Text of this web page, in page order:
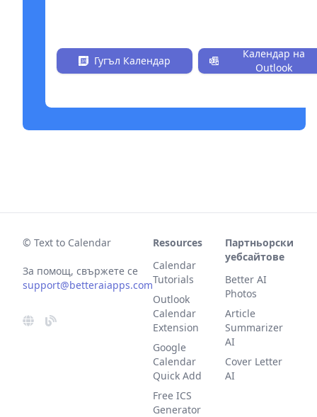
Гугъл Календар
Календар на
Outlook
© Text to Calendar
За помощ, свържете се
support@betteraiapps.com
Resources
Calendar
Tutorials
Outlook
Calendar
Extension
Google
Calendar
Quick Add
Free ICS
Generator
Партньорски
уебсайтове
Better AI
Photos
Article
Summarizer
AI
Cover Letter
AI